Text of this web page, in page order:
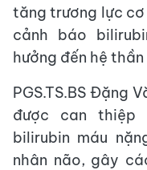
tăng trương lực
cảnh báo
hưởng đến hệ
PGS.TS.BS Đặng
được can
bilirubin máu
nhân não, gây